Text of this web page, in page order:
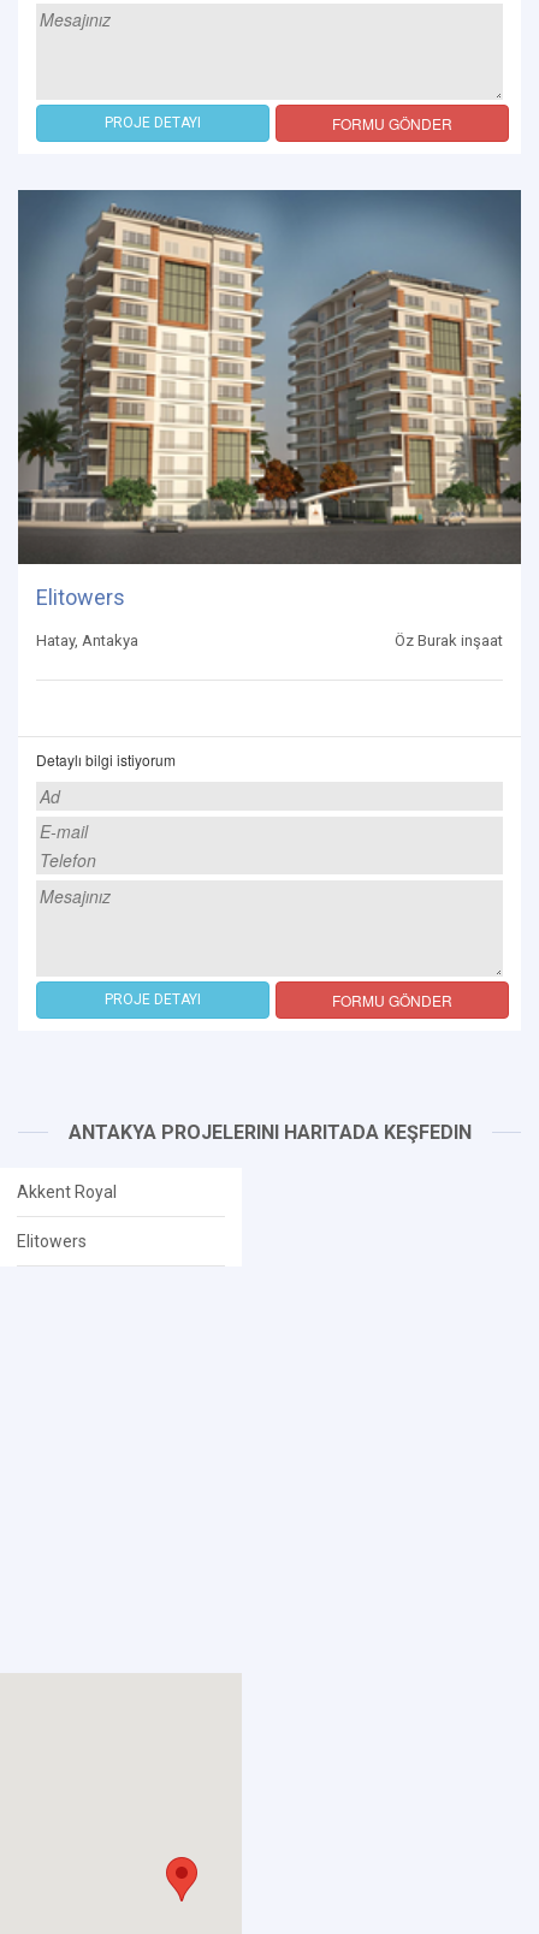
PROJE DETAYI FORMU GÖNDER
Elitowers
Hatay, Antakya Öz Burak inşaat
Detaylı bilgi istiyorum
PROJE DETAYI FORMU GÖNDER
ANTAKYA PROJELERINI HARITADA KEŞFEDIN
Akkent Royal
Elitowers